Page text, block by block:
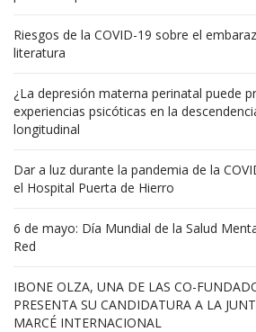
Riesgos de la COVID-19 sobre el
literatura
¿La depresión materna perinatal puede
experiencias psicóticas en la
longitudinal
Dar a luz durante la pandemia de la
el Hospital Puerta de Hierro
6 de mayo: Día Mundial de la Salud
Red
IBONE OLZA, UNA DE LAS CO-
PRESENTA SU CANDIDATURA A LA
MARCÉ INTERNACIONAL